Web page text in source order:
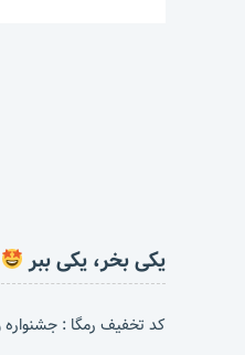
یکی بخر، یکی ببر
کد تخفیف رمگا : جشنواره